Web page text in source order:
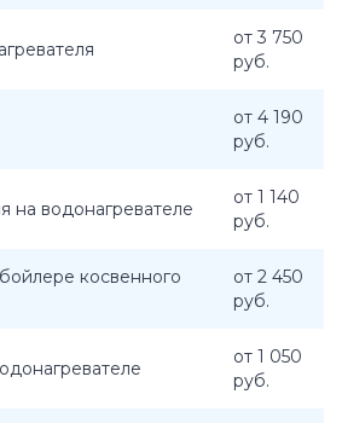
от 3 750
руб.
от 4 190
руб.
на водонагревателе
от 1 140
руб.
косвенного
от 2 450
руб.
от 1 050
руб.